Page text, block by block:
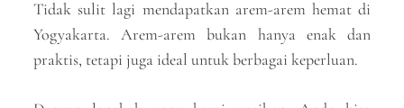
Tidak sulit lagi mendapatkan arem-arem hemat di
Yogyakarta. Arem-arem bukan hanya enak dan
praktis, tetapi juga ideal untuk berbagai keperluan.